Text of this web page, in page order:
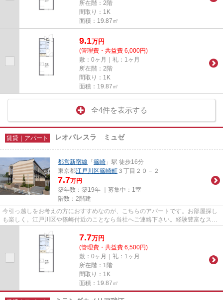
所在階：2階
間取り：1K
面積：19.87㎡
9.1万円
(管理費・共益費 6,000円)
敷：0ヶ月｜礼：1ヶ月
所在階：2階
間取り：1K
面積：19.87㎡
全4件を表示する
賃貸｜アパート レオパレスラ ミュゼ
都営新宿線 「 篠崎 」駅 徒歩16分
東京都江戸川区篠崎町 ３丁目２０－２
7.7万円
築年数：築19年 ｜募集中： 1室
階数：2階建
今引っ越しをお考えの方におすすめなのが、こちらのアパートです。お部屋探し
も楽しく。江戸川区や篠崎付近のことなら当社へご連絡下さい。経験豊富なスタ
7.7万円
(管理費・共益費 6,500円)
敷：0ヶ月｜礼：1ヶ月
所在階：1階
間取り：1K
面積：19.87㎡